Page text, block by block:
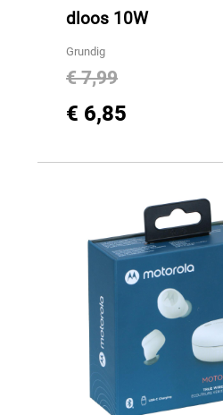
dloos 10W
Grundig
€ 7,99
€ 6,85